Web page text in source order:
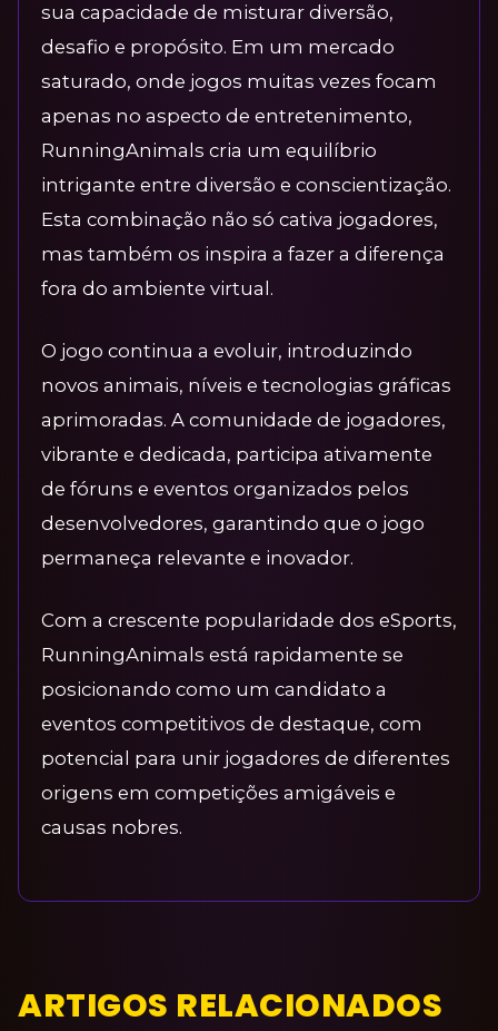
sua capacidade de misturar diversão,
desafio e propósito. Em um mercado
saturado, onde jogos muitas vezes focam
apenas no aspecto de entretenimento,
RunningAnimals cria um equilíbrio
intrigante entre diversão e conscientização.
Esta combinação não só cativa jogadores,
mas também os inspira a fazer a diferença
fora do ambiente virtual.
O jogo continua a evoluir, introduzindo
novos animais, níveis e tecnologias gráficas
aprimoradas. A comunidade de jogadores,
vibrante e dedicada, participa ativamente
de fóruns e eventos organizados pelos
desenvolvedores, garantindo que o jogo
permaneça relevante e inovador.
Com a crescente popularidade dos eSports,
RunningAnimals está rapidamente se
posicionando como um candidato a
eventos competitivos de destaque, com
potencial para unir jogadores de diferentes
origens em competições amigáveis e
causas nobres.
ARTIGOS RELACIONADOS